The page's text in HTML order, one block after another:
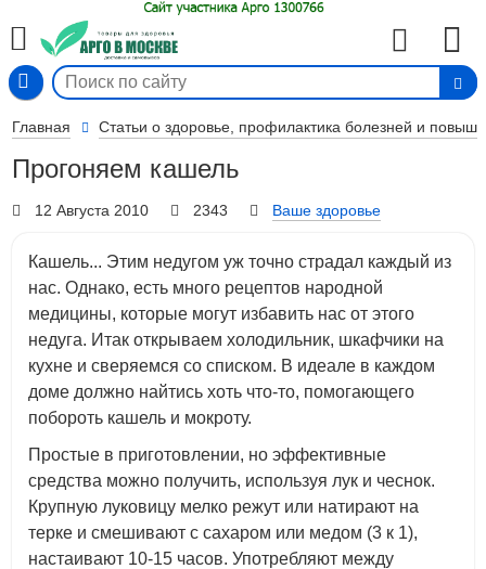
Главная Статьи о здоровье, профилактика болезней и
Прогоняем кашель
12 Августа 2010 2343 Ваше здоровье
Кашель... Этим недугом уж точно страдал каждый из
нас. Однако, есть много рецептов народной
медицины, которые могут избавить нас от этого
недуга. Итак открываем холодильник, шкафчики на
кухне и сверяемся со списком. В идеале в каждом
доме должно найтись хоть что-то, помогающего
побороть кашель и мокроту.
Простые в приготовлении, но эффективные
средства можно получить, используя лук и чеснок.
Крупную луковицу мелко режут или натирают на
терке и смешивают с сахаром или медом (3 к 1),
настаивают 10-15 часов. Употребляют между